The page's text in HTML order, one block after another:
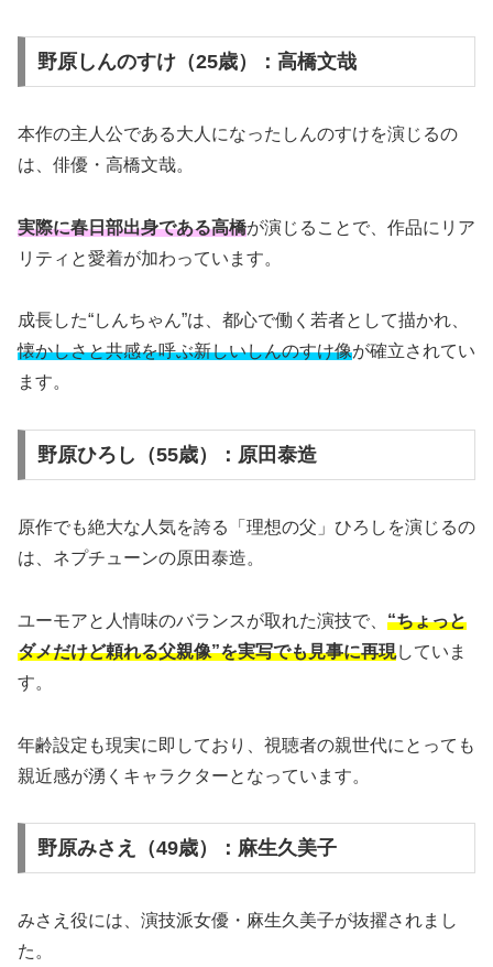
野原しんのすけ（25歳）：高橋文哉
本作の主人公である大人になったしんのすけを演じるの
は、俳優・高橋文哉。
実際に春日部出身である高橋が演じることで、作品にリア
リティと愛着が加わっています。
成長した“しんちゃん”は、都心で働く若者として描かれ、
懐かしさと共感を呼ぶ新しいしんのすけ像が確立されてい
ます。
野原ひろし（55歳）：原田泰造
原作でも絶大な人気を誇る「理想の父」ひろしを演じるの
は、ネプチューンの原田泰造。
ユーモアと人情味のバランスが取れた演技で、 “ちょっと
ダメだけど頼れる父親像”を実写でも見事に再現していま
す。
年齢設定も現実に即しており、視聴者の親世代にとっても
親近感が湧くキャラクターとなっています。
野原みさえ（49歳）：麻生久美子
みさえ役には、演技派女優・麻生久美子が抜擢されまし
た。